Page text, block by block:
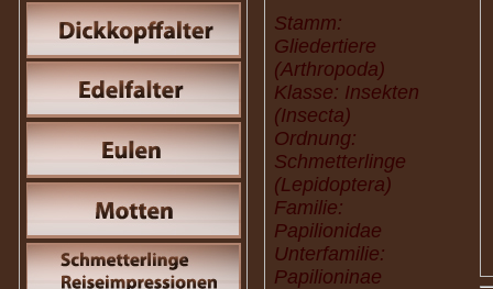
Stamm:
Gliedertiere
(Arthropoda)
Klasse: Insekten
(Insecta)
Ordnung:
Schmetterlinge
(Lepidoptera)
Familie:
Papilionidae
Unterfamilie:
Papilioninae